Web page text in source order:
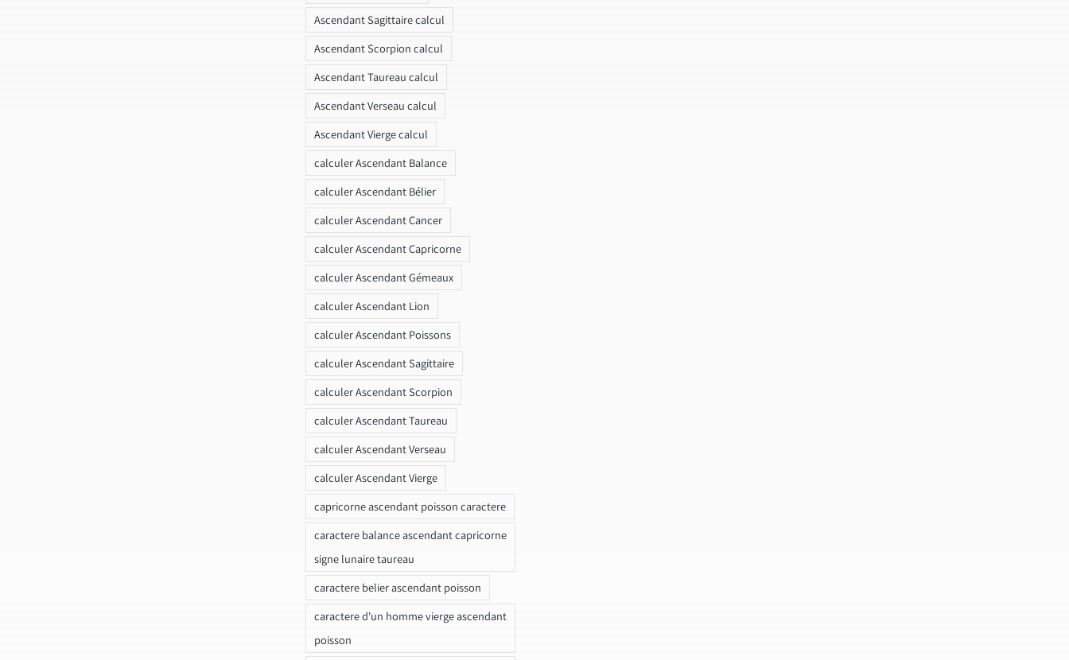
Ascendant Sagittaire calcul
Ascendant Scorpion calcul
Ascendant Taureau calcul
Ascendant Verseau calcul
Ascendant Vierge calcul
calculer Ascendant Balance
calculer Ascendant Bélier
calculer Ascendant Cancer
calculer Ascendant Capricorne
calculer Ascendant Gémeaux
calculer Ascendant Lion
calculer Ascendant Poissons
calculer Ascendant Sagittaire
calculer Ascendant Scorpion
calculer Ascendant Taureau
calculer Ascendant Verseau
calculer Ascendant Vierge
capricorne ascendant poisson caractere
caractere balance ascendant capricorne
signe lunaire taureau
caractere belier ascendant poisson
caractere d'un homme vierge ascendant
poisson